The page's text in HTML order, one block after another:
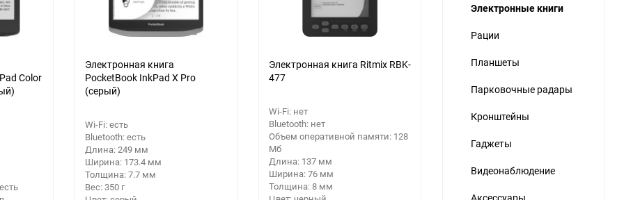
Color
Электронная книга
PocketBook InkPad X Pro
(серый)
Wi-Fi: есть
Bluetooth: есть
Длина: 249 мм
Ширина: 173.4 мм
Толщина: 7.7 мм
Вес: 350 г
Электронная книга Ritmix RBK-
477
Wi-Fi: нет
Bluetooth: нет
Объем оперативной памяти: 128
Мб
Длина: 137 мм
Ширина: 76 мм
Толщина: 8 мм
Электронные книги
Рации
Планшеты
Парковочные радары
Кронштейны
Гаджеты
Видеонаблюдение